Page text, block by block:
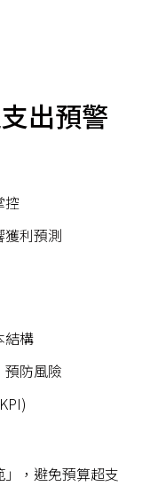
出預警
控
獲利預測
結構
預防風險
，避免預算超支